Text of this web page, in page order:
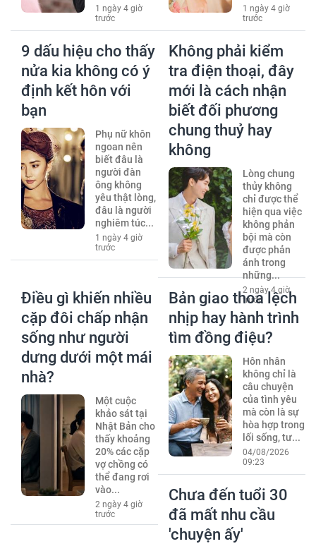
1 ngày 4 giờ
trước
1 ngày 4 giờ
trước
9 dấu hiệu cho thấy
nửa kia không có ý
định kết hôn với
bạn
Phụ nữ khôn
ngoan nên
biết đâu là
người đàn
ông không
yêu thật lòng,
đâu là người
nghiêm túc...
1 ngày 4 giờ
trước
Không phải kiểm
tra điện thoại, đây
mới là cách nhận
biết đối phương
chung thuỷ hay
không
Lòng chung
thủy không
chỉ được thể
hiện qua việc
không phản
bội mà còn
được phản
ánh trong
những...
2 ngày 4 giờ
trước
Điều gì khiến nhiều
cặp đôi chấp nhận
sống như người
dưng dưới một mái
nhà?
Một cuộc
khảo sát tại
Nhật Bản cho
thấy khoảng
20% các cặp
vợ chồng có
thể đang rơi
vào...
2 ngày 4 giờ
trước
Bản giao thoa lệch
nhịp hay hành trình
tìm đồng điệu?
Hôn nhân
không chỉ là
câu chuyện
của tình yêu
mà còn là sự
hòa hợp trong
lối sống, tư...
04/08/2026
09:23
Chưa đến tuổi 30
đã mất nhu cầu
'chuyện ấy'